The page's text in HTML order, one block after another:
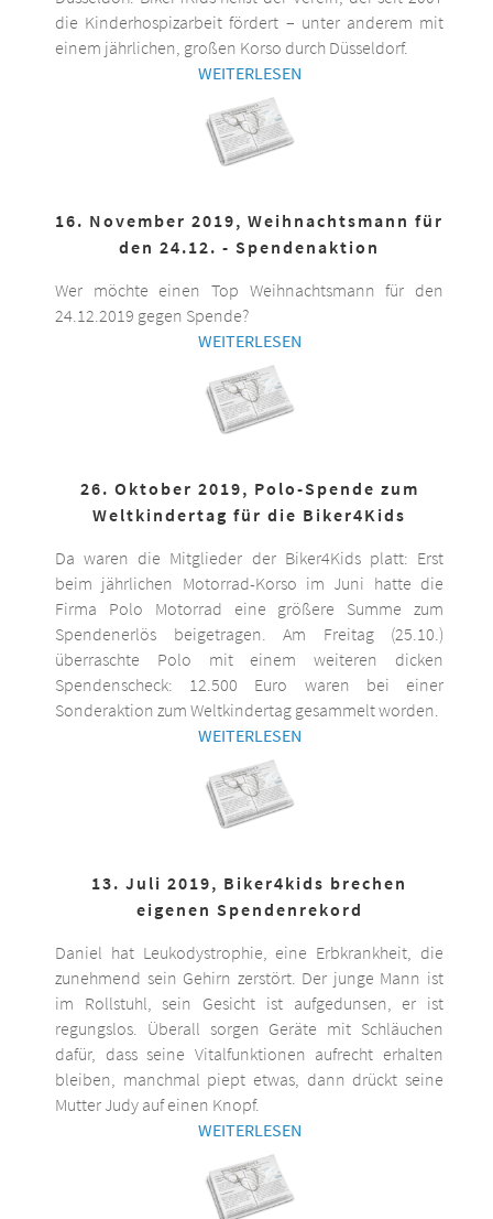
die Kinderhospizarbeit fördert – unter anderem mit
einem jährlichen, großen Korso durch Düsseldorf.
WEITERLESEN
16. November 2019, Weihnachtsmann für
den 24.12. - Spendenaktion
Wer möchte einen Top Weihnachtsmann für den
24.12.2019 gegen Spende?
WEITERLESEN
26. Oktober 2019, Polo-Spende zum
Weltkindertag für die Biker4Kids
Da waren die Mitglieder der Biker4Kids platt: Erst
beim jährlichen Motorrad-Korso im Juni hatte die
Firma Polo Motorrad eine größere Summe zum
Spendenerlös beigetragen. Am Freitag (25.10.)
überraschte Polo mit einem weiteren dicken
Spendenscheck: 12.500 Euro waren bei einer
Sonderaktion zum Weltkindertag gesammelt worden.
WEITERLESEN
13. Juli 2019, Biker4kids brechen
eigenen Spendenrekord
Daniel hat Leukodystrophie, eine Erbkrankheit, die
zunehmend sein Gehirn zerstört. Der junge Mann ist
im Rollstuhl, sein Gesicht ist aufgedunsen, er ist
regungslos. Überall sorgen Geräte mit Schläuchen
dafür, dass seine Vitalfunktionen aufrecht erhalten
bleiben, manchmal piept etwas, dann drückt seine
Mutter Judy auf einen Knopf.
WEITERLESEN